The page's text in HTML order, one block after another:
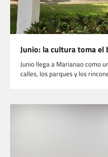
Junio: la cultura toma el
Junio llega a Marianao como
calles, los parques y los